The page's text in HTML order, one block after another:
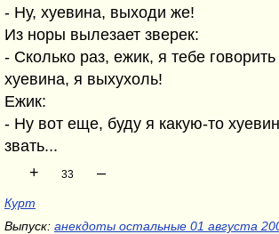
- Ну, хуевина, выходи же!
Из норы вылезает зверек:
- Сколько раз, ежик, я тебе
хуевина, я выхухоль!
Ежик:
- Ну вот еще, буду я какую-то
звать...
+
33 –
Курт
Выпуск: анекдоты остальные 01 августа